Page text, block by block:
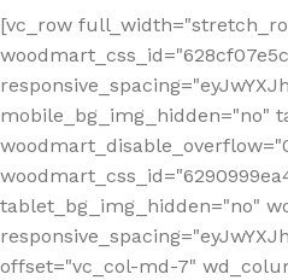
[vc_row
mobile_bg_img_hidden="no"
tablet_bg_img_hidden="no"
offset="vc_col-md-7"